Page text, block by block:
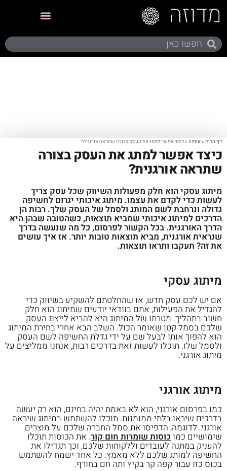
דף הבית »אופנה »כיצד אפשר למתג את העסק בצורה שתראה אורגנית?
כיצד אפשר למתג את העסק בצורה
שתראה אורגנית?
מיתוג עסקי הוא חלק מפעולות השיווק שכל עסק צריך
לעשות כדי לקדם את עצמו. מיתוג איכותי יגרום לחשיפה
גדולה ונרחבת לשם המותג ולסמל של העסק שלך. רבות הן
הדרכים למיתוג איכותי שמביא תוצאות, כשהטובה שבהן היא
הדרך האורגנית. בכל הקשור לפרסום, כל מה שנעשה בדרך
שנראית אורגנית, מביא תוצאות טובות יותר. אז איך עושים
את זה? תעקבו ותראו תוצאות.
מיתוג עסקי
אם יש לכם עסק חדש, או שהחלטתם להשקיע בשיווק כדי
להגדיל את הפעילות, אתם בוודאי יודעים שמיתוג הוא חלק
חשוב בתהליך. מטרתו של המיתוג היא להביא לייצוג העסק
שלכם בסמל קטן שאומר הכול. השלב הבא אחרי בחירת המיתוג
הוא להפוך אותו לבעל שם על ידי גדלת החשיפה לשם העסק
ולסמל שלו. תוכלו לעשות זאת בדרכים רבות, אנחנו ממליצים על
מיתוג אורגני.
מיתוג אורגני
כמו בפרסום אורגני, הוא לא באמת יהיה בחינם, הוא רק יעשה
בדרכים שיראו בלתי ממומנות. תוכלו להשתמש במיתוג שיראה
אורגני. לדוגמה, הדפיסו את סמל החברה שלכם על מוצרים
שימושיים כמו כוסות שומרות חום קור. את הכוסות תוכלו
להעניק במתנה לעובדים וללקוחות שלכם, וכך תגדילו את
החשיפה למותג שלכם ללא מאמץ. כל אחד ישמח להשתמש
בכוס כזו עבור קפה קר בקיץ ותה חם בחורף.